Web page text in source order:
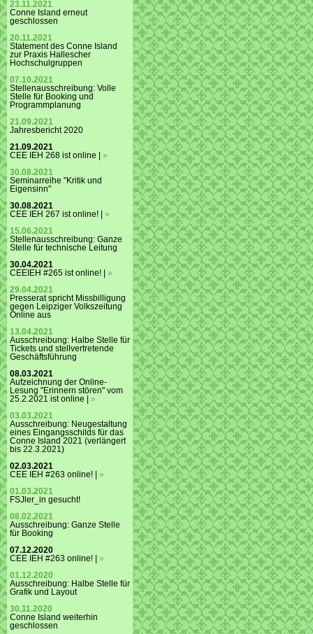
23.11.2021
Conne Island erneut
geschlossen
20.11.2021
Statement des Conne Island
zur Praxis Hallescher
Hochschulgruppen
07.10.2021
Stellenausschreibung: Volle
Stelle für Booking und
Programmplanung
21.09.2021
Jahresbericht 2020
21.09.2021
CEE IEH 268 ist online | »
30.08.2021
Seminarreihe "Kritik und
Eigensinn"
30.08.2021
CEE IEH 267 ist online! | »
15.06.2021
Stellenausschreibung: Ganze
Stelle für technische Leitung
30.04.2021
CEEIEH #265 ist online! | »
29.04.2021
Presserat spricht Missbilligung
gegen Leipziger Volkszeitung
Online aus
13.04.2021
Ausschreibung: Halbe Stelle für
Tickets und stellvertretende
Geschäftsführung
08.03.2021
Aufzeichnung der Online-
Lesung "Erinnern stören" vom
25.2.2021 ist online | »
03.03.2021
Ausschreibung: Neugestaltung
eines Eingangsschilds für das
Conne Island 2021 (verlängert
bis 22.3.2021)
02.03.2021
CEE IEH #263 online! | »
01.03.2021
FSJler_in gesucht!
08.02.2021
Ausschreibung: Ganze Stelle
für Booking
07.12.2020
CEE IEH #263 online! | »
01.12.2020
Ausschreibung: Halbe Stelle für
Grafik und Layout
30.11.2020
Conne Island weiterhin
geschlossen